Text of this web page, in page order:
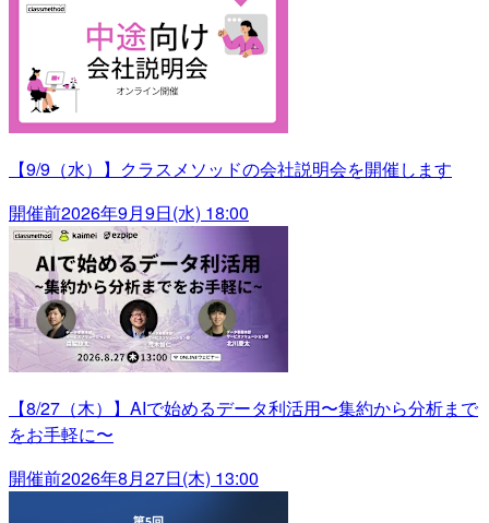
【9/9（水）】クラスメソッドの会社説明会を開催します
開催前2026年9月9日(水) 18:00
【8/27（木）】AIで始めるデータ利活用〜集約から分析まで
をお手軽に〜
開催前2026年8月27日(木) 13:00